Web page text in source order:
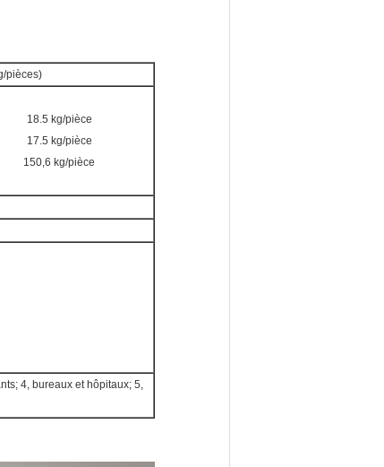
pièces)
18.5 kg/pièce
17.5 kg/pièce
150,6 kg/pièce
4, bureaux et hôpitaux; 5,